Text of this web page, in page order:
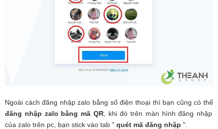
Ngoài cách đăng nhập zalo bằng số điện thoại thì bạn cũng có thể
đăng nhập zalo bằng mã QR, khi đó trên màn hình đăng nhập
của zalo trên pc, bạn stick vào tab " quét mã đăng nhập ".